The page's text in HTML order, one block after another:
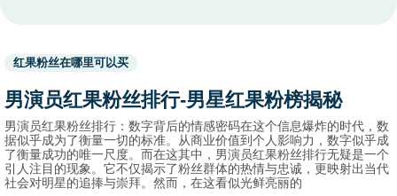
Used
before
category
names.
红果粉丝在哪里可以买
男演员红果粉丝排行-男星红果粉榜揭秘
男演员红果粉丝排行：数字背后的情感密码在这个信息爆炸的时代，数
据似乎成为了衡量一切的标准。从商业价值到个人影响力，数字似乎成
了衡量成功的唯一尺度。而在这其中，男演员红果粉丝排行无疑是一个
引人注目的现象。它不仅揭示了粉丝群体的热情与忠诚，更映射出当代
社会对明星的追捧与崇拜。然而，在这看似光鲜亮丽的